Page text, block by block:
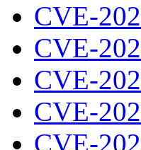
CVE-
CVE-
CVE-
CVE-
CVE-